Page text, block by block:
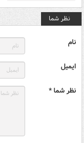
نظر شما
نام
ایمیل
نظر شما *